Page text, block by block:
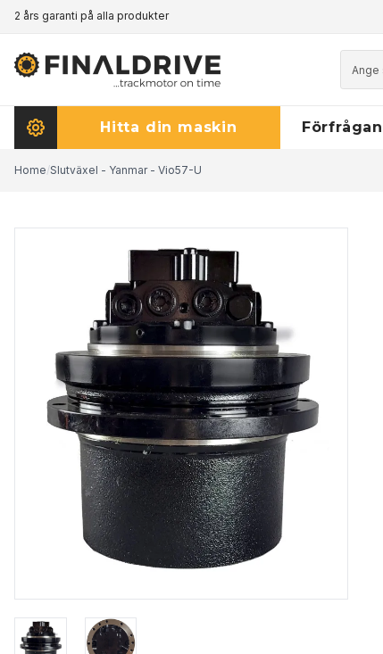
2 års garanti på alla produkterPrismatch - klicka här för att läsa mer
Hitta din maskin Förfrågan
Home/Slutväxel - Yanmar - Vio57-U